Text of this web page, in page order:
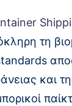
τη
και